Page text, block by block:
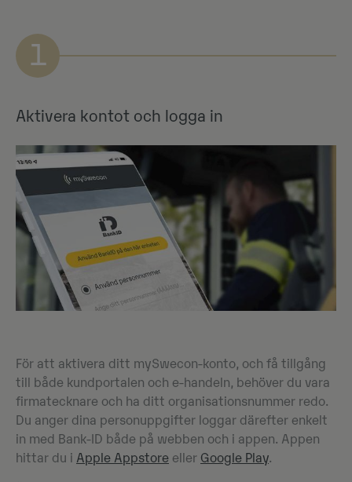
1
Aktivera kontot och logga in
För att aktivera ditt mySwecon-konto, och få tillgång
till både kundportalen och e-handeln, behöver du vara
firmatecknare och ha ditt organisationsnummer redo.
Du anger dina personuppgifter loggar därefter enkelt
in med Bank-ID både på webben och i appen. Appen
hittar du i Apple Appstore eller Google Play.